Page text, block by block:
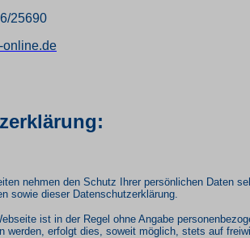
25690
online.de
nehmen den Schutz Ihrer persönlichen Daten
sowie dieser Datenschutzerklärung.
ist in der Regel ohne Angabe
werden, erfolgt dies, soweit möglich, stets auf